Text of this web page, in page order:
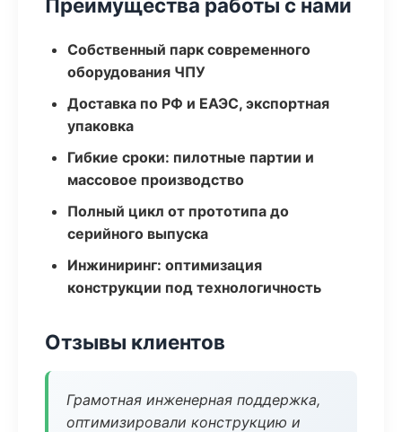
Преимущества работы с нами
Собственный парк современного
оборудования ЧПУ
Доставка по РФ и ЕАЭС, экспортная
упаковка
Гибкие сроки: пилотные партии и
массовое производство
Полный цикл от прототипа до
серийного выпуска
Инжиниринг: оптимизация
конструкции под технологичность
Отзывы клиентов
Грамотная инженерная поддержка,
оптимизировали конструкцию и